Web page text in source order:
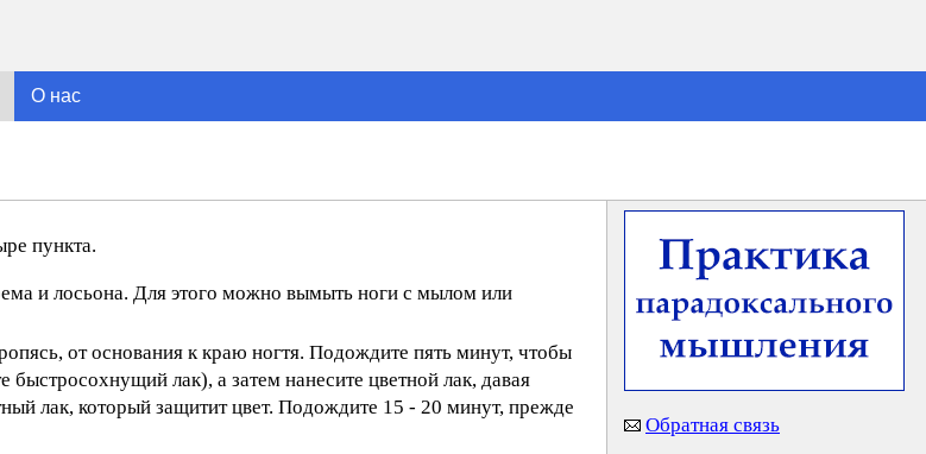
О нас
пункта.
и лосьона. Для этого можно вымыть ноги с мылом или
от основания к краю ногтя. Подождите пять минут, чтобы
лак), а затем нанесите цветной лак, давая
лак, который защитит цвет. Подождите 15 - 20 минут, прежде
Обратная связь